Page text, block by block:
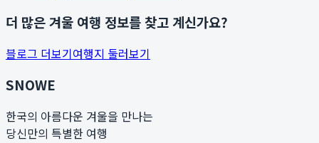
더 많은 겨울 여행 정보를 찾고 계신가요?
블로그 더보기여행지 둘러보기
SNOWE
한국의 아름다운 겨울을 만나는
당신만의 특별한 여행